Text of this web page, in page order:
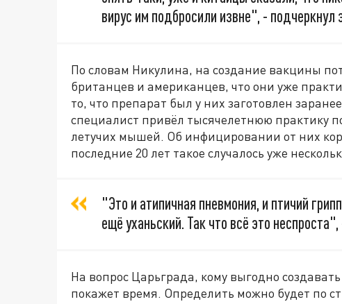
вирус им подбросили извне", - подчеркнул
По словам Никулина, на создание вакцины
британцев и американцев, что они уже
то, что препарат был у них заготовлен
специалист привёл тысячелетнюю практику
летучих мышей. Об инфицировании от них
последние 20 лет такое случалось уже
"Это и атипичная пневмония, и птичий
ещё уханьский. Так что всё это
На вопрос Царьграда, кому выгодно
покажет время. Определить можно будет по